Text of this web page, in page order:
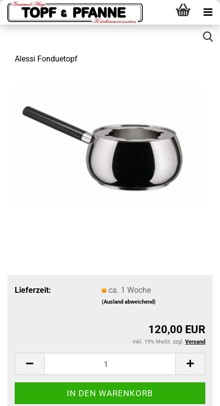
Alessi Fonduetopf
Lieferzeit: ca. 1 Woche
(Ausland abweichend)
120,00 EUR
inkl. 19% MwSt. zzgl. Versand